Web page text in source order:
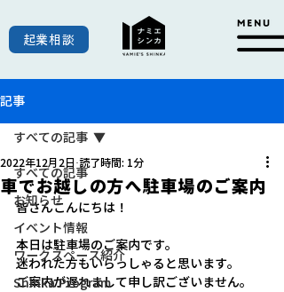
起業相談
記事
すべての記事
お知らせ
イベント情報
ワークスペース紹介
Shinka Program
すべての記事
車でお越しの方へ駐車場のご案内
2022年12月2日 読了時間: 1分
皆さんこんにちは！
本日は駐車場のご案内です。
迷われた方もいらっしゃると思います。
ご案内が遅れまして申し訳ございません。